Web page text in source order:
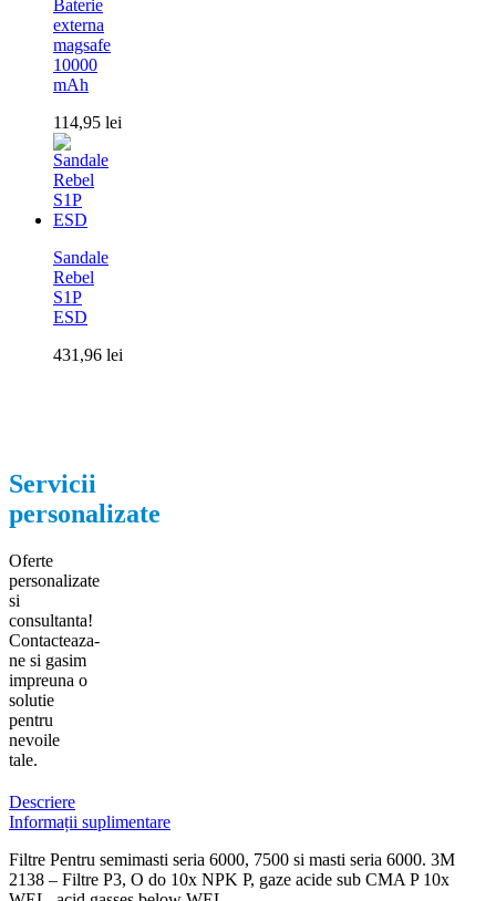
Baterie
externa
magsafe
10000
mAh
114,95 lei
Sandale
Rebel
S1P
ESD
431,96 lei
Servicii
personalizate
Oferte
personalizate
si
consultanta!
Contacteaza-
ne si gasim
impreuna o
solutie
pentru
nevoile
tale.
Descriere
Informații suplimentare
Filtre Pentru semimasti seria 6000, 7500 si masti seria 6000. 3M
2138 – Filtre P3, O do 10x NPK P, gaze acide sub CMA P 10x